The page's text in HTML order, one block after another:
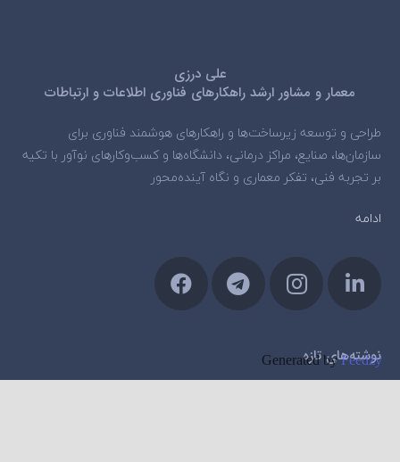
علی درزی
معمار و مشاور ارشد راهکارهای فناوری اطلاعات و ارتباطات
طراحی و توسعه زیرساخت‌ها و راهکارهای هوشمند فناوری برای
سازمان‌ها، صنایع، مراکز درمانی، دانشگاه‌ها و کسب‌وکارهای نوآور با تکیه
بر تجربه فنی، تفکر معماری و نگاه آینده‌محور
ادامه
نوشته‌های تازهGenerated byFeedzy